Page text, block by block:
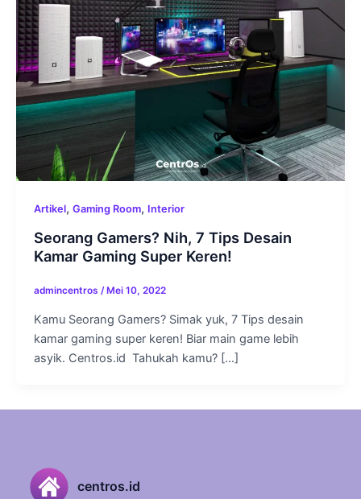
Artikel, Gaming Room, Interior
Seorang Gamers? Nih, 7 Tips Desain
Kamar Gaming Super Keren!
admincentros / Mei 10, 2022
Kamu Seorang Gamers? Simak yuk, 7 Tips desain
kamar gaming super keren! Biar main game lebih
asyik. Centros.id Tahukah kamu? […]
centros.id